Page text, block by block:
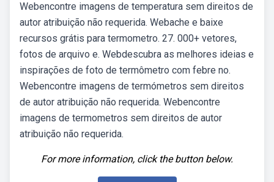
Webencontre imagens de temperatura sem direitos de
autor atribuição não requerida. Webache e baixe
recursos grátis para termometro. 27. 000+ vetores,
fotos de arquivo e. Webdescubra as melhores ideias e
inspirações de foto de termômetro com febre no.
Webencontre imagens de termómetros sem direitos
de autor atribuição não requerida. Webencontre
imagens de termometros sem direitos de autor
atribuição não requerida.
For more information, click the button below.